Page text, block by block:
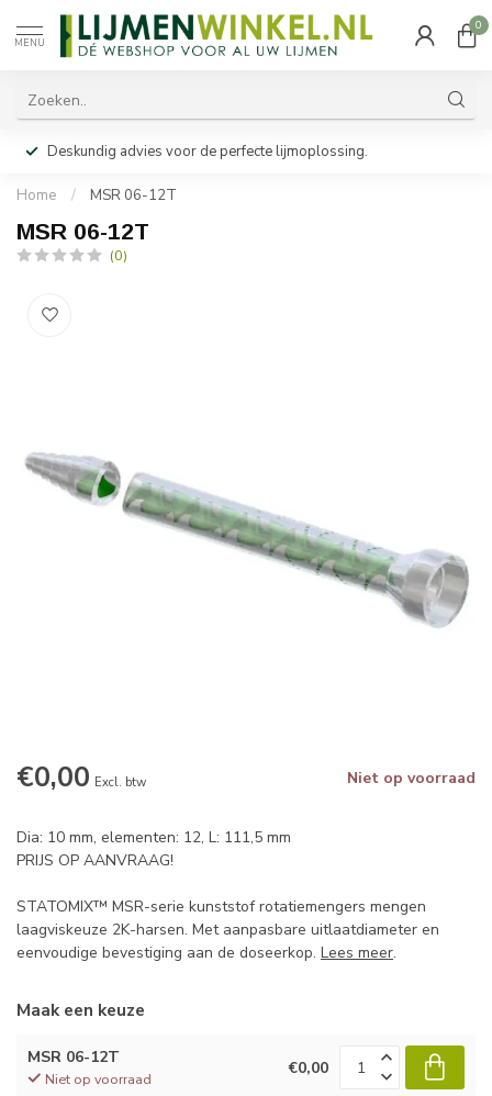
MENU
0
Deskundig advies voor de perfecte lijmoplossing.
Home / MSR 06-12T
MSR 06-12T
(0)
€0,00 Excl. btw Niet op voorraad
Dia: 10 mm, elementen: 12, L: 111,5 mm
PRIJS OP AANVRAAG!
STATOMIX™ MSR-serie kunststof rotatiemengers mengen
laagviskeuze 2K-harsen. Met aanpasbare uitlaatdiameter en
eenvoudige bevestiging aan de doseerkop. Lees meer.
Maak een keuze
MSR 06-12T
Niet op voorraad
€0,00